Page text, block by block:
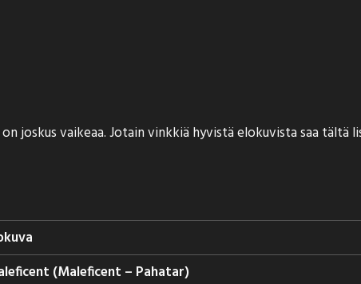
joskus vaikeaa. Jotain vinkkiä hyvistä elokuvista saa
(Maleficent – Pahatar)